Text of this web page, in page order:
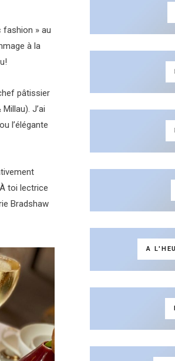
fashion » au
à la
pâtissier
J’ai
l’élégante
toi lectrice
Bradshaw
A